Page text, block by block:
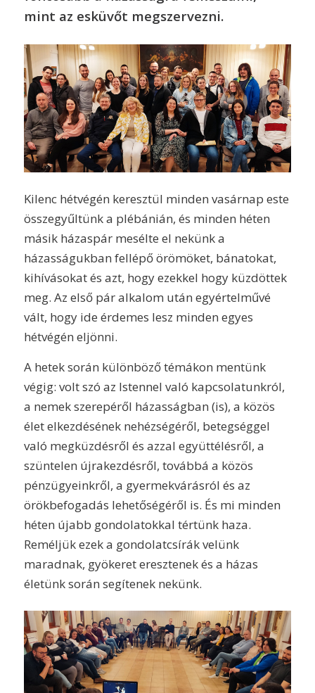
mint az esküvőt megszervezni.
Kilenc hétvégén keresztül minden vasárnap este
összegyűltünk a plébánián, és minden héten
másik házaspár mesélte el nekünk a
házasságukban fellépő örömöket, bánatokat,
kihívásokat és azt, hogy ezekkel hogy küzdöttek
meg. Az első pár alkalom után egyértelművé
vált, hogy ide érdemes lesz minden egyes
hétvégén eljönni.
A hetek során különböző témákon mentünk
végig: volt szó az Istennel való kapcsolatunkról,
a nemek szerepéről házasságban (is), a közös
élet elkezdésének nehézségéről, betegséggel
való megküzdésről és azzal együttélésről, a
szüntelen újrakezdésről, továbbá a közös
pénzügyeinkről, a gyermekvárásról és az
örökbefogadás lehetőségéről is. És mi minden
héten újabb gondolatokkal tértünk haza.
Reméljük ezek a gondolatcsírák velünk
maradnak, gyökeret eresztenek és a házas
életünk során segítenek nekünk.